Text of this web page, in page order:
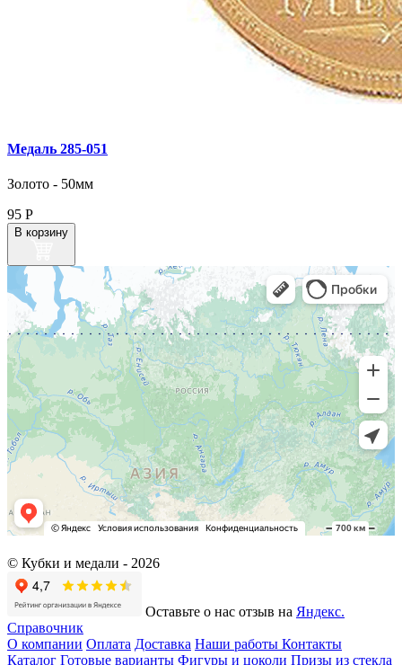
Медаль 285‑051
Золото - 50мм
95 Р
В корзину
© Кубки и медали - 2026
Оставьте о нас отзыв на Яндекс.
Справочник
О компании Оплата Доставка Наши работы Контакты
Каталог Готовые варианты Фигуры и цоколи Призы из стекла